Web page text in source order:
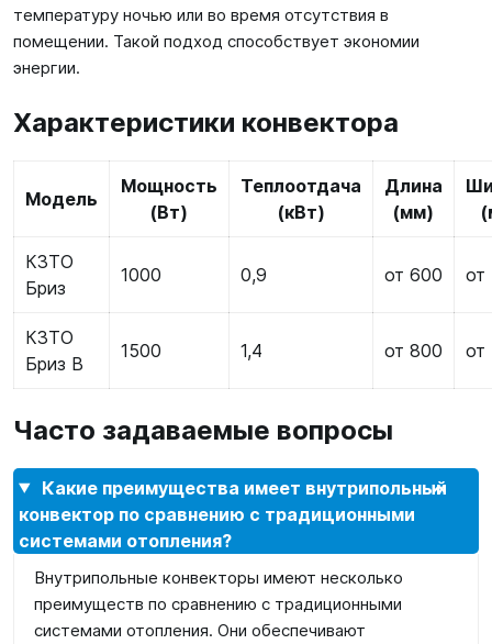
температуру ночью или во время отсутствия в
помещении. Такой подход способствует экономии
энергии.
Характеристики конвектора
Модель
Мощность
(Вт)
Теплоотдача
(кВт)
Длина
(мм)
КЗТО
Бриз
1000 0,9 от 600 от
КЗТО
Бриз В
1500 1,4 от 800 от
Часто задаваемые вопросы
Какие преимущества имеет внутрипольный
конвектор по сравнению с традиционными
системами отопления?
Внутрипольные конвекторы имеют несколько
преимуществ по сравнению с традиционными
системами отопления. Они обеспечивают